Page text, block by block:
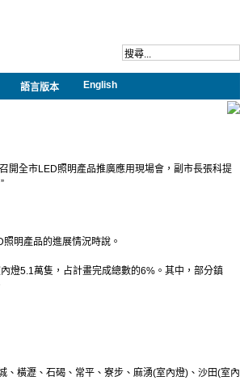
語言版本 English
開全市LED照明產品推廣應用現場會，副市長張科提
明產品的進展情況時說。
燈5.1萬隻，占計畫完成總數的6%。其中，部分鎮
橫瀝、石碣、常平、寮步、麻湧(室內燈)、沙田(室內